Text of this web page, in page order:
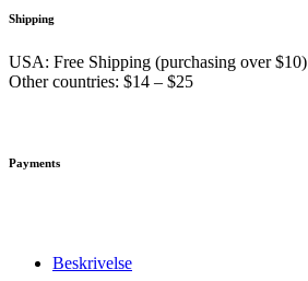
Shipping
USA: Free Shipping (purchasing over $10)
Other countries: $14 – $25
Payments
Beskrivelse